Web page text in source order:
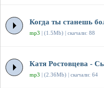
Когда ты станешь
mp3 | (1.5Mb) | скачали: 88
Катя Ростовцева -
mp3 | (2.36Mb) | скачали: 64